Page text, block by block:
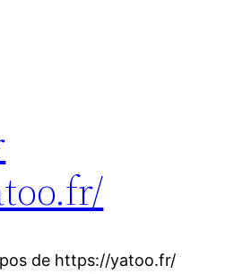
de https://yatoo.fr/